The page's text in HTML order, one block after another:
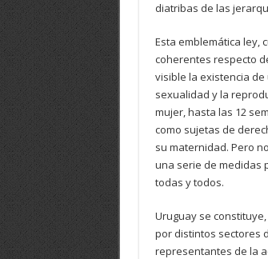
diatribas de las
Esta emblemática ley,
coherentes respecto
visible la existencia
sexualidad y la
mujer, hasta las 12
como sujetas de
su maternidad. Pero
una serie de medidas
todas y todos.
Uruguay se
por distintos sectores
representantes de la